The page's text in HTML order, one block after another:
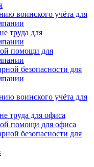
воинского учёта для
труда для
помощи для
безопасности для
воинского учёта для
труда для офиса
помощи для офиса
безопасности для